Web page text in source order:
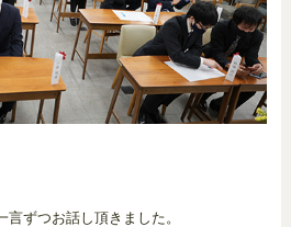
ずつお話し頂きました。